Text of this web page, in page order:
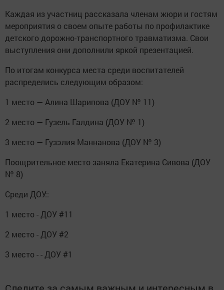
Каждая из участниц рассказала членам жюри и гостям
мероприятия о своем опыте работы по профилактике
детского дорожно-транспортного травматизма. Свои
выступления они дополнили яркой презентацией.
По итогам конкурса места среди воспитателей
распределись следующим образом:
1 место — Алина Шарипова (ДОУ № 11)
2 место — Гузель Галдина (ДОУ № 1)
3 место — Гузэлия Маннанова (ДОУ № 3)
Поощрительное место заняла Екатерина Сивова (ДОУ
№ 8)
Среди ДОУ::
1 место - ДОУ #11
2 место - ДОУ #2
3 место - - ДОУ #1